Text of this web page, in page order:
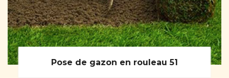
Pose de gazon en rouleau 51